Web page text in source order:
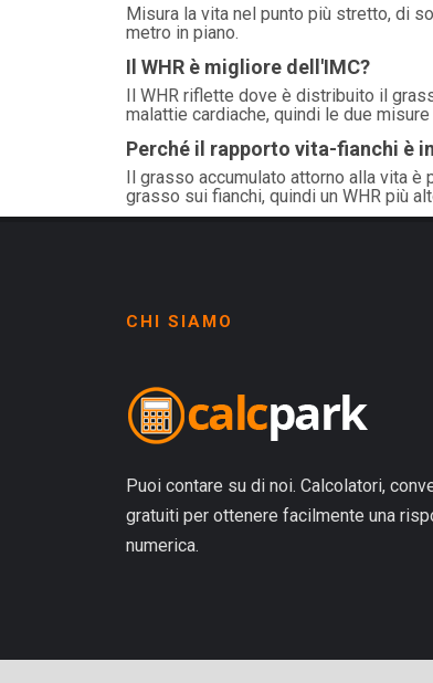
Misura la vita nel punto più stretto, di
metro in piano.
Il WHR è migliore dell'IMC?
Il WHR riflette dove è distribuito il
malattie cardiache, quindi le due
Perché il rapporto vita-fianchi è
Il grasso accumulato attorno alla vita
grasso sui fianchi, quindi un WHR più
CHI SIAMO
Puoi contare su di noi. Calcolatori,
gratuiti per ottenere facilmente una
numerica.